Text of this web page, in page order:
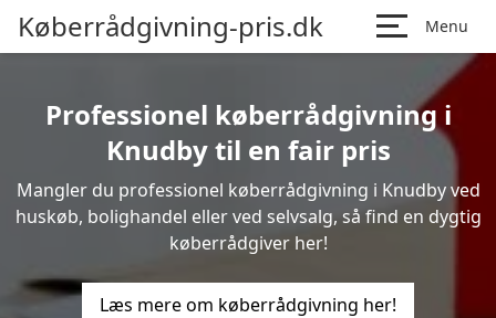
Køberrådgivning-pris.dk Menu
Professionel køberrådgivning i
Knudby til en fair pris
Mangler du professionel køberrådgivning i Knudby ved
huskøb, bolighandel eller ved selvsalg, så find en dygtig
køberrådgiver her!
Læs mere om køberrådgivning her!